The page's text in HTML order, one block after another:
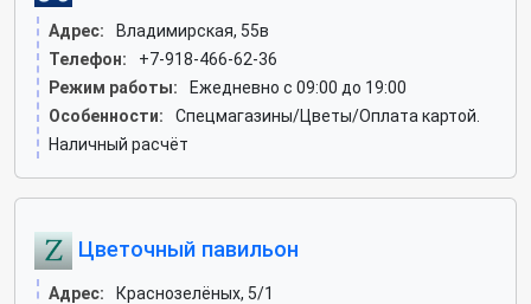
Адрес:
Владимирская, 55в
Телефон:
+7-918-466-62-36
Режим работы:
Ежедневно с 09:00 до 19:00
Особенности:
Спецмагазины/Цветы/Оплата картой.
Наличный расчёт
Цветочный павильон
Адрес:
Краснозелёных, 5/1